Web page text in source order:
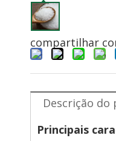
compartilhar
Descrição
Principais